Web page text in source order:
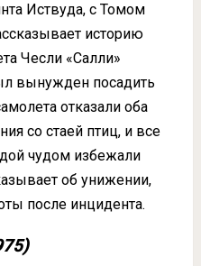
Иствуда, с Томом
историю
Чесли «Салли»
вынужден посадить
отказали оба
со стаей птиц, и все
чудом избежали
об унижении,
после инцидента.